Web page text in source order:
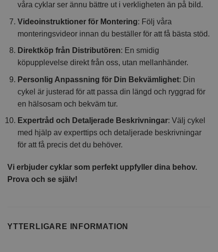
våra cyklar ser ännu bättre ut i verkligheten än på bild.
Videoinstruktioner för Montering: Följ våra
monteringsvideor innan du beställer för att få bästa stöd.
Direktköp från Distributören: En smidig
köpupplevelse direkt från oss, utan mellanhänder.
Personlig Anpassning för Din Bekvämlighet: Din
cykel är justerad för att passa din längd och ryggrad för
en hälsosam och bekväm tur.
Expertråd och Detaljerade Beskrivningar: Välj cykel
med hjälp av experttips och detaljerade beskrivningar
för att få precis det du behöver.
Vi erbjuder cyklar som perfekt uppfyller dina behov.
Prova och se själv!
YTTERLIGARE INFORMATION